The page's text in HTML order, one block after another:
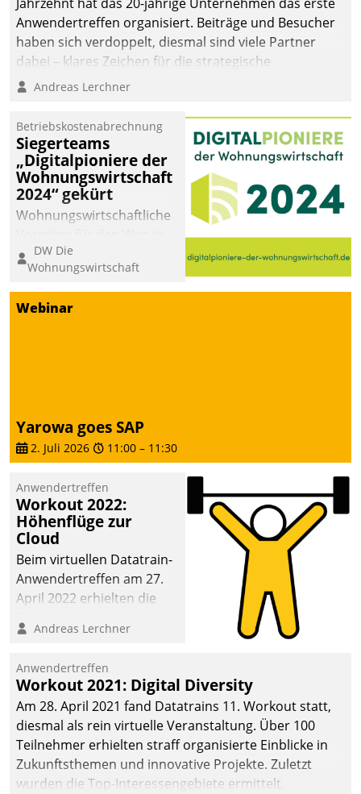
die Bereitschaft, sich zu überprüfen, zu hinterfragen
und zu verändern.
Anwendertreffen organisiert. Beiträge und Besucher
haben sich verdoppelt, diesmal sind viele Partner
dabei – klares Zeichen für die strategische
Fokussierung auf den Kunden.
Andreas Lerchner
Betriebskostenabrechnung
Siegerteams
„Digitalpioniere der
Wohnungswirtschaft
2024“ gekürt
Wohnungswirtschaftliche
eine digitale Zukunft zu
finden, ist das Ziel des
Awards „Digitalpioniere
der
und PropTech.
DW Die
Wohnungswirtschaft
Webinar
Yarowa goes SAP
2. Juli 2026 11:00 – 11:30
Anwendertreffen
Workout 2022:
Höhenflüge zur
Cloud
Beim virtuellen Datatrain-
Anwendertreffen am 27.
April 2022 erhielten die
Teilnehmer kurzweilige
Cloud-Strategien und -
Lösungen mit hohem
Zukunftspotenzial.
Andreas Lerchner
Anwendertreffen
Workout 2021: Digital Diversity
Am 28. April 2021 fand Datatrains 11. Workout statt,
diesmal als rein virtuelle Veranstaltung. Über 100
Teilnehmer erhielten straff organisierte Einblicke in
Zukunftsthemen und innovative Projekte. Zuletzt
wurden die Top-Interessengebiete ermittelt.